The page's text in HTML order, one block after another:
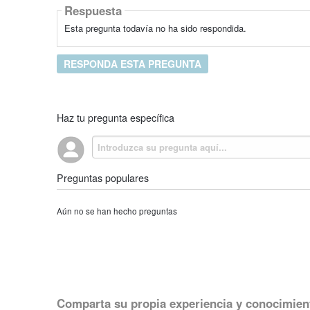
Respuesta
Esta pregunta todavía no ha sido respondida.
RESPONDA ESTA PREGUNTA
Haz tu pregunta específica
Preguntas populares
Aún no se han hecho preguntas
Comparta su propia experiencia y